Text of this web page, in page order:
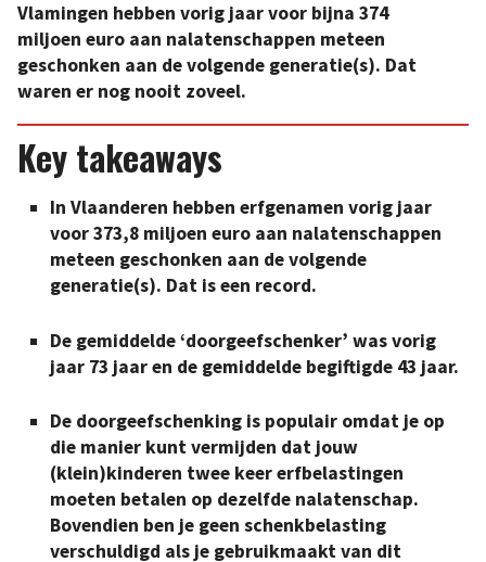
Vlamingen hebben vorig jaar voor bijna 374
miljoen euro aan nalatenschappen meteen
geschonken aan de volgende generatie(s). Dat
waren er nog nooit zoveel.
Key takeaways
In Vlaanderen hebben erfgenamen vorig jaar
voor 373,8 miljoen euro aan nalatenschappen
meteen geschonken aan de volgende
generatie(s). Dat is een record.
De gemiddelde ‘doorgeefschenker’ was vorig
jaar 73 jaar en de gemiddelde begiftigde 43 jaar.
De doorgeefschenking is populair omdat je op
die manier kunt vermijden dat jouw
(klein)kinderen twee keer erfbelastingen
moeten betalen op dezelfde nalatenschap.
Bovendien ben je geen schenkbelasting
verschuldigd als je gebruikmaakt van dit